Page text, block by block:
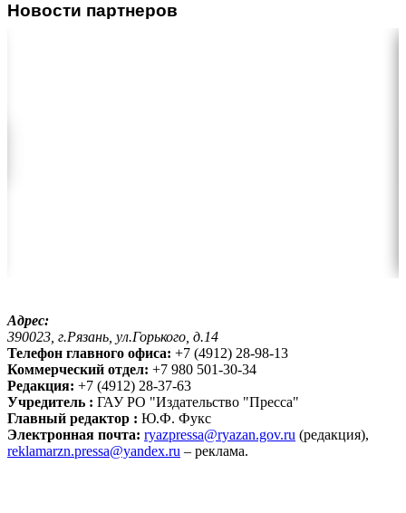
Новости партнеров
Адрес:
390023, г.Рязань, ул.Горького, д.14
Телефон главного офиса: +7 (4912) 28-98-13
Коммерческий отдел: +7 980 501-30-34
Редакция: +7 (4912) 28-37-63
Учредитель : ГАУ РО "Издательство "Пресса"
Главный редактор : Ю.Ф. Фукс
Электронная почта: ryazpressa@ryazan.gov.ru (редакция),
reklamarzn.pressa@yandex.ru – реклама.